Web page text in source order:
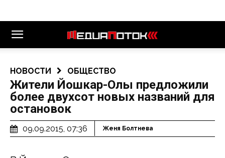
НОВОСТИ ОБЩЕСТВО
Жители Йошкар-Олы предложили
более двухсот новых названий для
остановок
09.09.2015, 07:36 Женя Болтнева